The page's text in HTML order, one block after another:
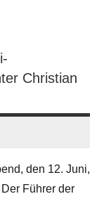
Christian
den 12. Juni,
Führer der